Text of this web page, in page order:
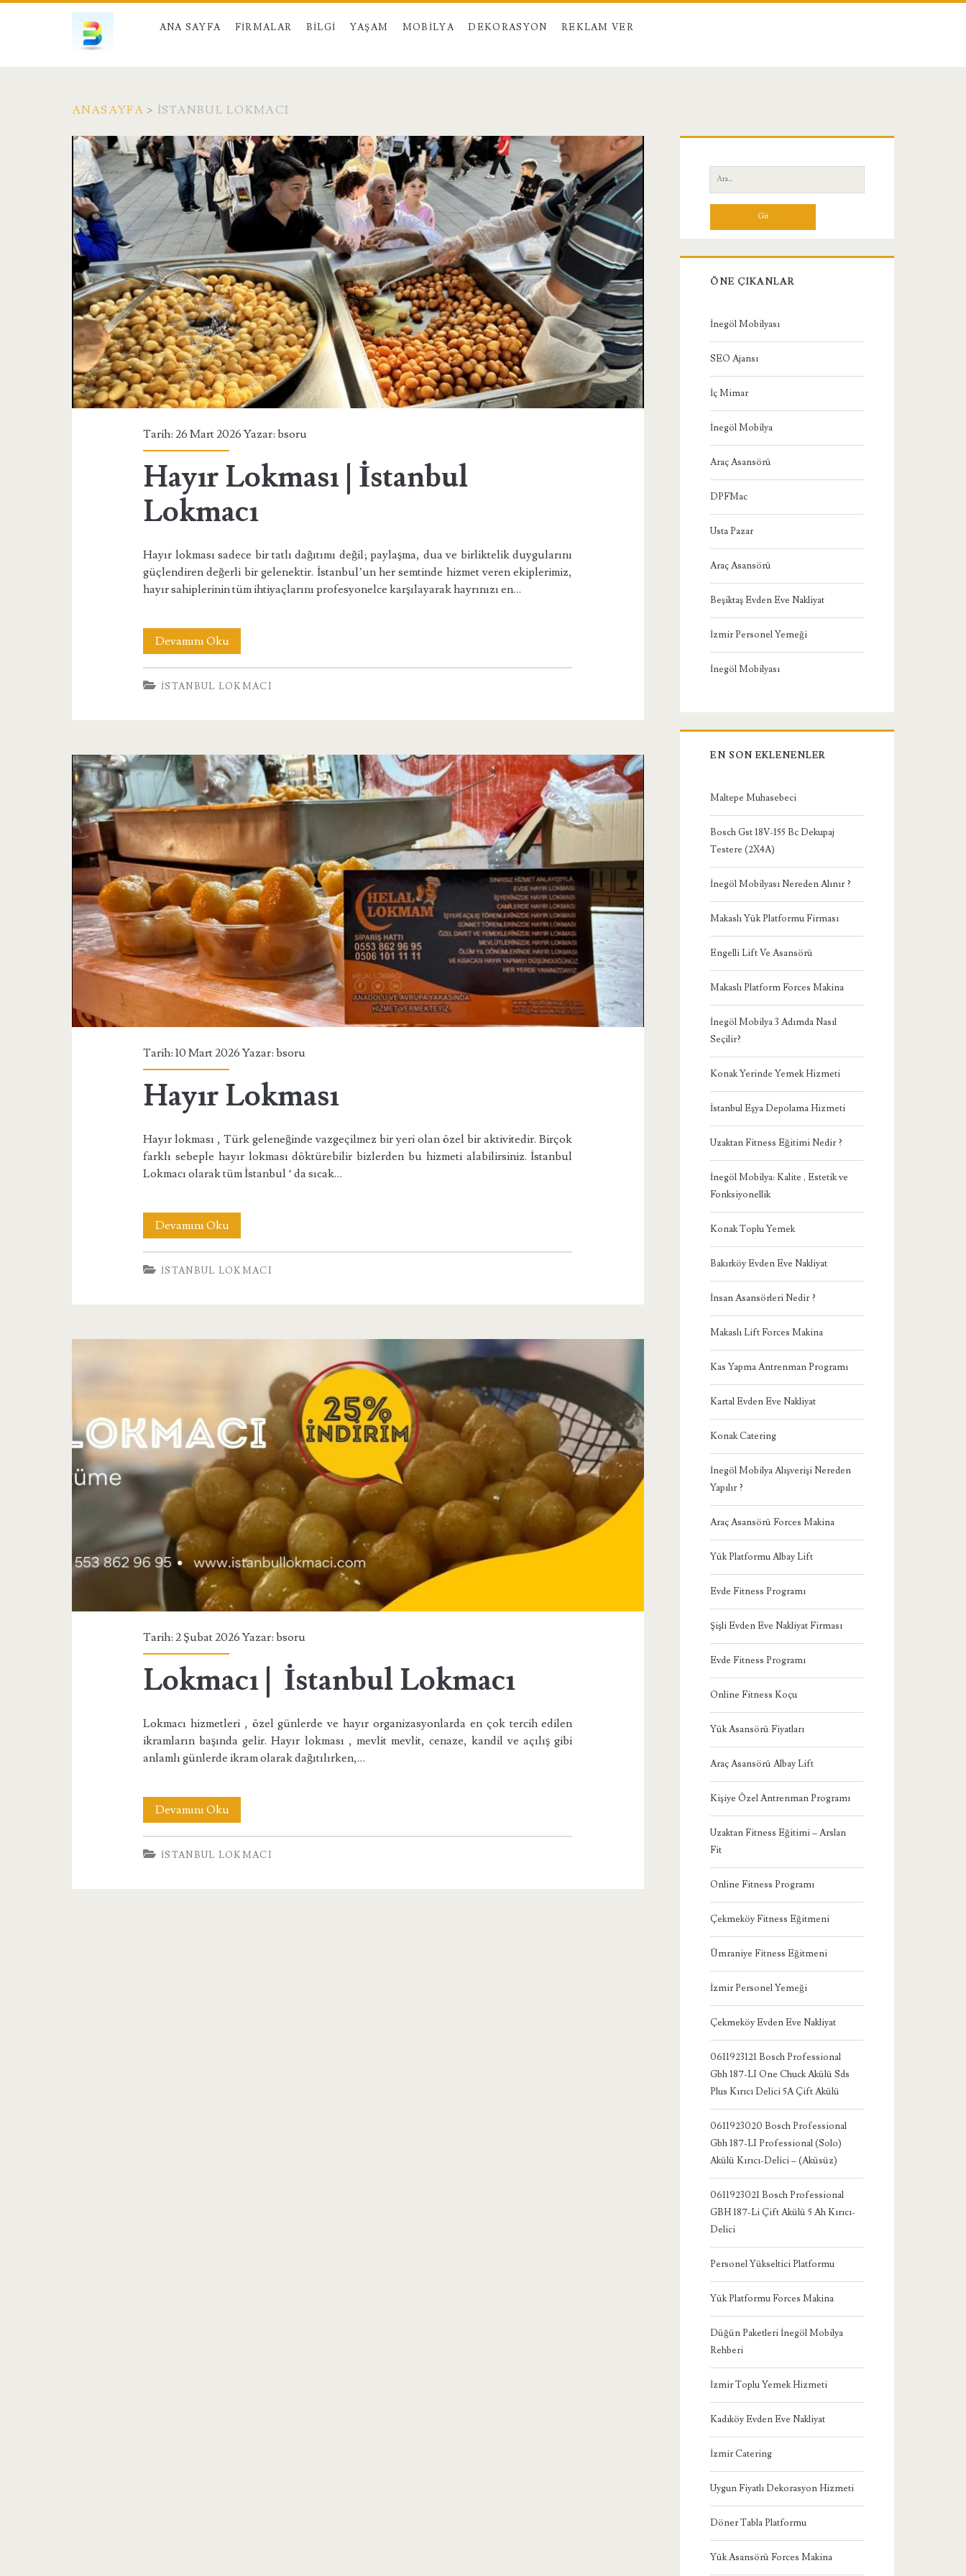
ANA SAYFA FIRMALAR BILGI YAŞAM MOBILYA DEKORASYON REKLAM VER
ANASAYFA > İSTANBUL LOKMACI
Kategori:
<span>İstanbul
Lokmacı</span>
Tarih: 26 Mart 2026 Yazar:bsoru
Hayır Lokması | İstanbul
Lokmacı
Hayır lokması sadece bir tatlı dağıtımı değil; paylaşma, dua ve birliktelik duygularını
güçlendiren değerli bir gelenektir. İstanbul’un her semtinde hizmet veren ekiplerimiz,
hayır sahiplerinin tüm ihtiyaçlarını profesyonelce karşılayarak hayrınızı en…
Devamını OkuHayır
Lokması
|
İSTANBUL LOKMACI
Tarih: 10 Mart 2026 Yazar:bsoru
Hayır Lokması
Hayır lokması , Türk geleneğinde vazgeçilmez bir yeri olan özel bir aktivitedir. Birçok
farklı sebeple hayır lokması döktürebilir bizlerden bu hizmeti alabilirsiniz. İstanbul
Lokmacı olarak tüm İstanbul ‘ da sıcak…
Devamını OkuHayır
Lokması
İSTANBUL LOKMACI
Tarih: 2 Şubat 2026 Yazar:bsoru
Lokmacı | İstanbul Lokmacı
Lokmacı hizmetleri , özel günlerde ve hayır organizasyonlarda en çok tercih edilen
ikramların başında gelir. Hayır lokması , mevlit mevlit, cenaze, kandil ve açılış gibi
anlamlı günlerde ikram olarak dağıtılırken,…
Devamını OkuLokmacı
|
İstanbul
İSTANBUL LOKMACI
Yan
Menü
Ara:
ÖNE ÇIKANLAR
İnegöl Mobilyası
SEO Ajansı
İç Mimar
İnegöl Mobilya
Araç Asansörü
DPFMac
Usta Pazar
Araç Asansörü
Beşiktaş Evden Eve Nakliyat
İzmir Personel Yemeği
İnegöl Mobilyası
EN SON EKLENENLER
Maltepe Muhasebeci
Bosch Gst 18V-155 Bc Dekupaj
Testere (2X4A)
İnegöl Mobilyası Nereden Alınır ?
Makaslı Yük Platformu Firması
Engelli Lift Ve Asansörü
Makaslı Platform Forces Makina
İnegöl Mobilya 3 Adımda Nasıl
Seçilir?
Konak Yerinde Yemek Hizmeti
İstanbul Eşya Depolama Hizmeti
Uzaktan Fitness Eğitimi Nedir ?
İnegöl Mobilya: Kalite , Estetik ve
Fonksiyonellik
Konak Toplu Yemek
Bakırköy Evden Eve Nakliyat
İnsan Asansörleri Nedir ?
Makaslı Lift Forces Makina
Kas Yapma Antrenman Programı
Kartal Evden Eve Nakliyat
Konak Catering
İnegöl Mobilya Alışverişi Nereden
Yapılır ?
Araç Asansörü Forces Makina
Yük Platformu Albay Lift
Evde Fitness Programı
Şişli Evden Eve Nakliyat Firması
Evde Fitness Programı
Online Fitness Koçu
Yük Asansörü Fiyatları
Araç Asansörü Albay Lift
Kişiye Özel Antrenman Programı
Uzaktan Fitness Eğitimi – Arslan
Fit
Online Fitness Programı
Çekmeköy Fitness Eğitmeni
Ümraniye Fitness Eğitmeni
İzmir Personel Yemeği
Çekmeköy Evden Eve Nakliyat
0611923121 Bosch Professional
Gbh 187-LI One Chuck Akülü Sds
Plus Kırıcı Delici 5A Çift Akülü
0611923020 Bosch Professional
Gbh 187-LI Professional (Solo)
Akülü Kırıcı-Delici – (Aküsüz)
0611923021 Bosch Professional
GBH 187-Li Çift Akülü 5 Ah Kırıcı-
Delici
Personel Yükseltici Platformu
Yük Platformu Forces Makina
Düğün Paketleri İnegöl Mobilya
Rehberi
İzmir Toplu Yemek Hizmeti
Kadıköy Evden Eve Nakliyat
İzmir Catering
Uygun Fiyatlı Dekorasyon Hizmeti
Döner Tabla Platformu
Yük Asansörü Forces Makina